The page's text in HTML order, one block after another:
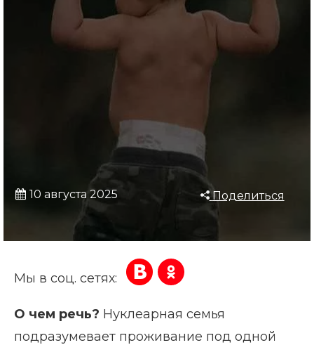
10 августа 2025 Поделиться
Мы в соц. сетях:
О чем речь? Нуклеарная семья
подразумевает проживание под одной